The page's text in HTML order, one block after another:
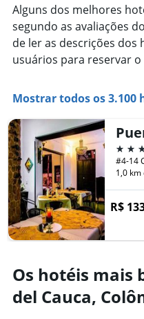
um
quarto
data
de
estadia
O
gráfico
1
eixo
X
exibindo
número
de
dias
antes
da
estadia
O
tem
1
eixo
Y
Alguns dos melhores
segundo as avaliações
de ler as descrições dos
usuários para reservar
Mostrar todos os 3.100
3
#4-14
1,0
R$
Os hotéis mais
del Cauca,